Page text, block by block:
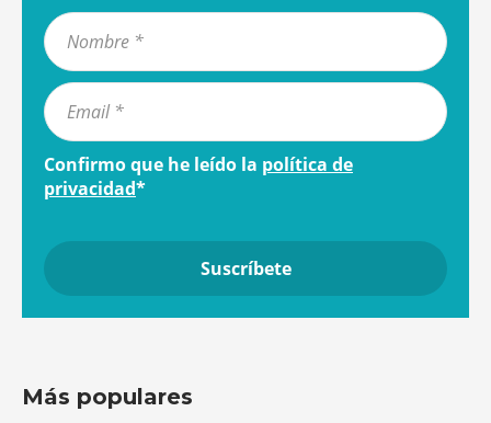
Confirmo que he leído la política de
privacidad*
Más populares